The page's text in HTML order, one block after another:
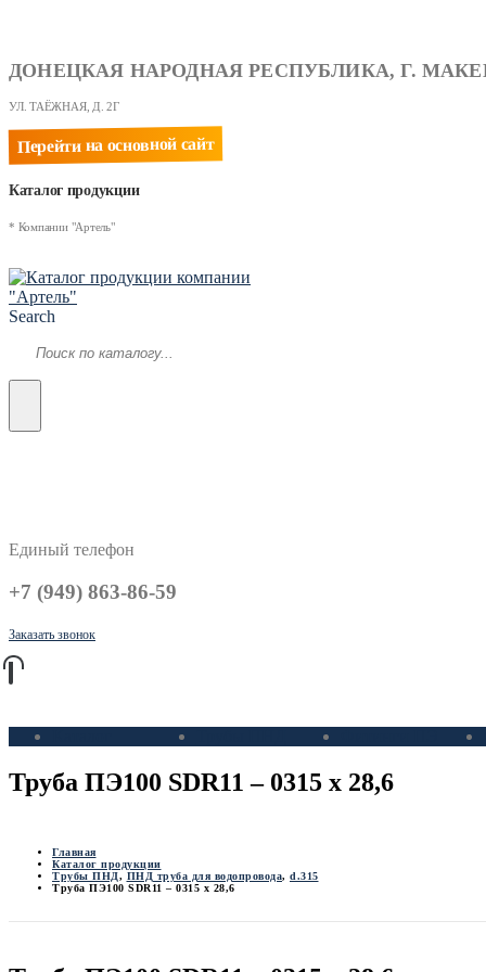
ДОНЕЦКАЯ НАРОДНАЯ РЕСПУБЛИКА, Г.
УЛ. ТАЁЖНАЯ, Д. 2Г
Перейти на основной сайт
Каталог продукции
* Компании "Артель"
Search
Единый телефон
+7 (949) 863-86-59
Заказать звонок
Труба ПЭ100 SDR11 – 0315 х 28,6
Главная
Каталог продукции
Трубы ПНД, ПНД труба для водопровода, d.315
Труба ПЭ100 SDR11 – 0315 х 28,6